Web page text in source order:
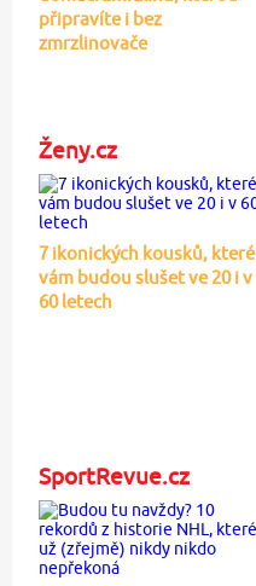
připravíte i bez
zmrzlinovače
Ženy.cz
7 ikonických kousků, které
vám budou slušet ve 20 i v
60 letech
SportRevue.cz